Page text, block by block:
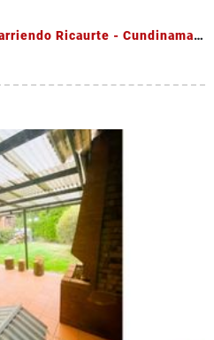
Apartamento amoblado en arriendo Ricaurte - Cundinamarca